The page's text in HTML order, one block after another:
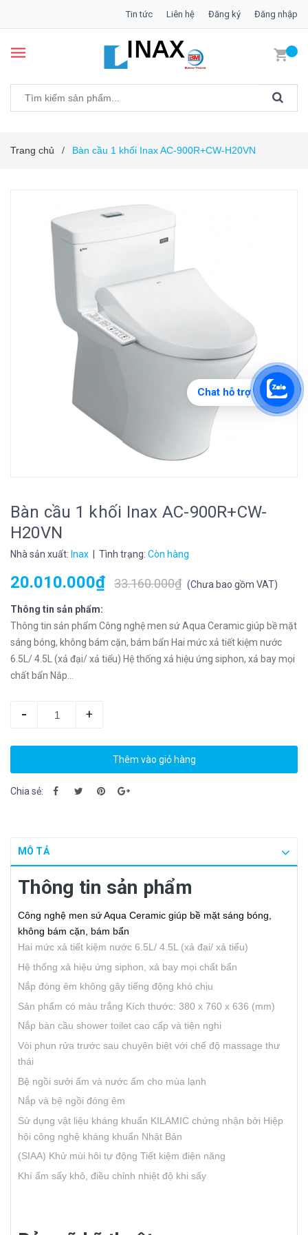
Tin tức Liên hệ Đăng ký Đăng nhập
Trang chủ / Bàn cầu 1 khối Inax AC-900R+CW-H20VN
Bàn cầu 1 khối Inax AC-900R+CW-
H20VN
Nhà sản xuất: Inax | Tình trạng: Còn hàng
20.010.000₫ 33.160.000₫ (Chưa bao gồm VAT)
Thông tin sản phẩm:
Thông tin sản phẩm Công nghệ men sứ Aqua Ceramic giúp bề mặt
sáng bóng, không bám cặn, bám bẩn Hai mức xả tiết kiệm nước
6.5L/ 4.5L (xả đại/ xả tiểu) Hệ thống xả hiệu ứng siphon, xả bay mọi
chất bẩn Nắp...
- +
Thêm vào giỏ hàng
Chia sẻ:
MÔ TẢ
Thông tin sản phẩm
Công nghệ men sứ Aqua Ceramic giúp bề mặt sáng bóng,
không bám cặn, bám bẩn
Hai mức xả tiết kiệm nước 6.5L/ 4.5L (xả đại/ xả tiểu)
Hệ thống xả hiệu ứng siphon, xả bay mọi chất bẩn
Nắp đóng êm không gây tiếng động khó chịu
Sản phẩm có màu trắng Kích thước: 380 x 760 x 636 (mm)
Nắp bàn cầu shower toilet cao cấp và tiện nghi
Vòi phun rửa trước sau chuyên biệt với chế độ massage thư
thái
Bệ ngồi sưởi ấm và nước ấm cho mùa lạnh
Nắp và bệ ngồi đóng êm
Sử dụng vật liệu kháng khuẩn KILAMIC chứng nhận bởi Hiệp
hội công nghệ kháng khuẩn Nhật Bản
(SIAA) Khử mùi hôi tự động Tiết kiệm điện năng
Khí ấm sấy khô, điều chỉnh nhiệt độ khi sấy
Chat hỗ trợ